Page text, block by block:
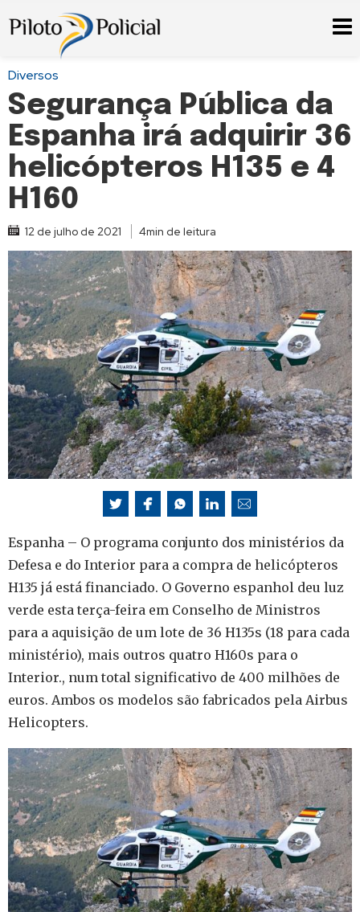
Diversos
Segurança Pública da
Espanha irá adquirir 36
helicópteros H135 e 4
H160
12 de julho de 2021 4min de leitura
Espanha – O programa conjunto dos ministérios da
Defesa e do Interior para a compra de helicópteros
H135 já está financiado. O Governo espanhol deu luz
verde esta terça-feira em Conselho de Ministros
para a aquisição de um lote de 36 H135s (18 para cada
ministério), mais outros quatro H160s para o
Interior., num total significativo de 400 milhões de
euros. Ambos os modelos são fabricados pela Airbus
Helicopters.